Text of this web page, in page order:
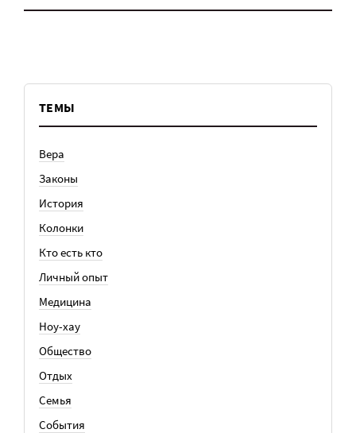
ТЕМЫ
Вера
Законы
История
Колонки
Кто есть кто
Личный опыт
Медицина
Ноу-хау
Общество
Отдых
Семья
События